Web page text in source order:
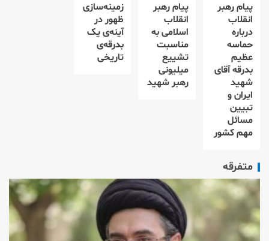
پیام رهبر
انقلاب
درباره
حماسه
عظیم
بدرقه آقای
شهید
ایران و
تبیین
مسائل
مهم کشور
پیام رهبر
انقلاب
اسلامی به
مناسبت
تشییع
میلیونی
رهبر شهید
زمینه‌سازی
ظهور در
آینه‌ی یک
بدرقه‌ی
تاریخی
متفرقه